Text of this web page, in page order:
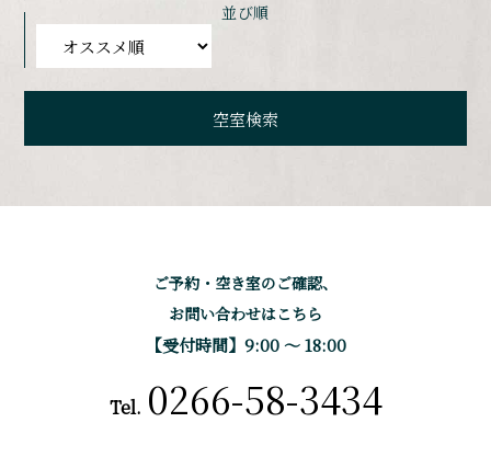
並び順
ご予約・空き室のご確認、
お問い合わせはこちら
【受付時間】9:00 〜 18:00
Tel. 0266-58-3434